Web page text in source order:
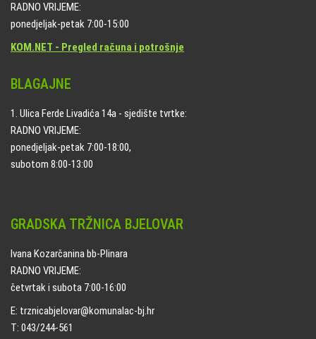
RADNO VRIJEME:
ponedjeljak-petak 7:00-15:00
KOM.NET - Pregled računa i potrošnje
BLAGAJNE
1. Ulica Ferde Livadića 14a - sjedište tvrtke:
RADNO VRIJEME:
ponedjeljak-petak 7:00-18:00,
subotom 8:00-13:00
GRADSKA TRŽNICA BJELOVAR
Ivana Kozarčanina bb-Plinara
RADNO VRIJEME:
četvrtak i subota 7:00-16:00
E: trznicabjelovar@komunalac-bj.hr
T: 043/244-561